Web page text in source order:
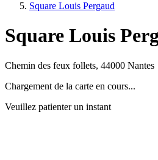
Square Louis Pergaud
Square Louis
Chemin des feux follets, 44000 Nantes
Chargement de la carte en cours...
Veuillez patienter un instant